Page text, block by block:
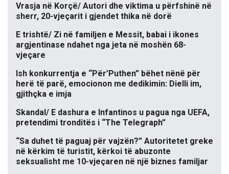
Vrasja në Korçë/ Autori dhe viktima u përfshinë në
sherr, 20-vjeçarit i gjendet thika në dorë
E trishtë/ Zi në familjen e Messit, babai i ikones
argjentinase ndahet nga jeta në moshën 68-
vjeçare
Ish konkurrentja e “Për’Puthen” bëhet nënë për
herë të parë, emocionon me dedikimin: Dielli im,
gjithçka e imja
Skandal/ E dashura e Infantinos u pagua nga UEFA,
pretendimi tronditës i “The Telegraph”
“Sa duhet të paguaj për vajzën?” Autoritetet greke
në kërkim të turistit, kërkoi të abuzonte
seksualisht me 10-vjeçaren në një biznes familjar